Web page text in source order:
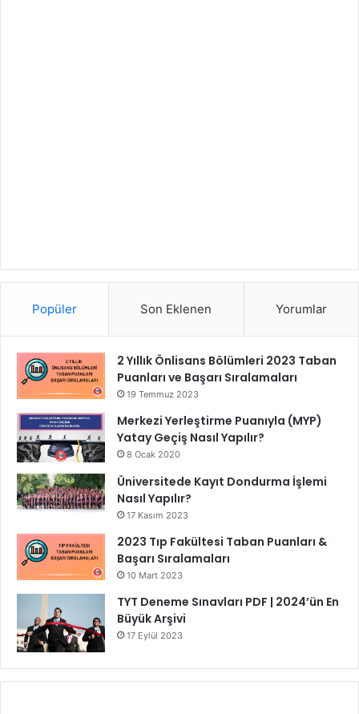
Popüler Son Eklenen Yorumlar
2 Yıllık Önlisans Bölümleri 2023 Taban
Puanları ve Başarı Sıralamaları
19 Temmuz 2023
Merkezi Yerleştirme Puanıyla (MYP)
Yatay Geçiş Nasıl Yapılır?
8 Ocak 2020
Üniversitede Kayıt Dondurma İşlemi
Nasıl Yapılır?
17 Kasım 2023
2023 Tıp Fakültesi Taban Puanları &
Başarı Sıralamaları
10 Mart 2023
TYT Deneme Sınavları PDF | 2024’ün En
Büyük Arşivi
17 Eylül 2023